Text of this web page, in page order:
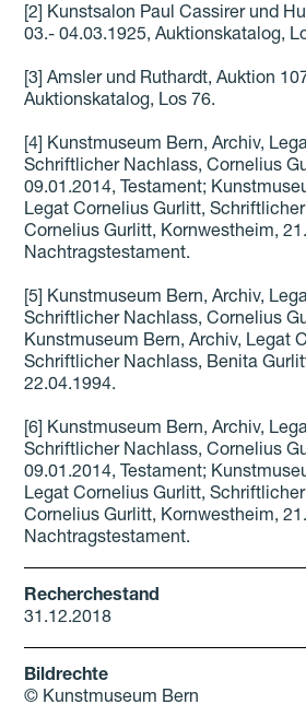
[2] Kunstsalon Paul Cassirer und
03.- 04.03.1925, Auktionskatalog,
[3] Amsler und Ruthardt, Auktion
Auktionskatalog, Los 76.
[4] Kunstmuseum Bern, Archiv,
Schriftlicher Nachlass, Cornelius
09.01.2014, Testament;
Legat Cornelius Gurlitt,
Cornelius Gurlitt, Kornwestheim,
Nachtragstestament.
[5] Kunstmuseum Bern, Archiv,
Schriftlicher Nachlass, Cornelius
Kunstmuseum Bern, Archiv, Legat
Schriftlicher Nachlass, Benita
22.04.1994.
[6] Kunstmuseum Bern, Archiv,
Schriftlicher Nachlass, Cornelius
09.01.2014, Testament;
Legat Cornelius Gurlitt,
Cornelius Gurlitt, Kornwestheim,
Nachtragstestament.
Recherchestand
31.12.2018
Bildrechte
© Kunstmuseum Bern